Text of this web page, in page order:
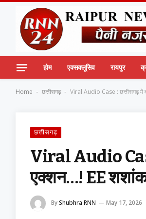
होम एक्सक्लूसिव रायपुर
Home - छत्तीसगढ़ - Viral Audio Case : छत्तीसगढ़ में
छत्तीसगढ़
Viral Audio
एक्शन…! EE शशांक
ByShubhra RNN May 17, 2026